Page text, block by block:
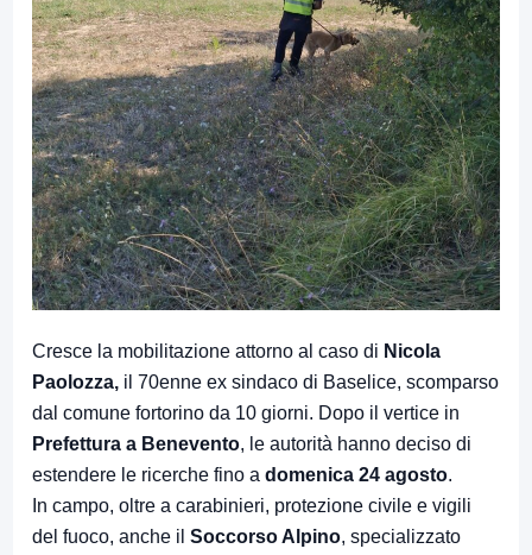
Cresce la mobilitazione attorno al caso di Nicola
Paolozza, il 70enne ex sindaco di Baselice, scomparso
dal comune fortorino da 10 giorni. Dopo il vertice in
Prefettura a Benevento, le autorità hanno deciso di
estendere le ricerche fino a domenica 24 agosto.
In campo, oltre a carabinieri, protezione civile e vigili
del fuoco, anche il Soccorso Alpino, specializzato